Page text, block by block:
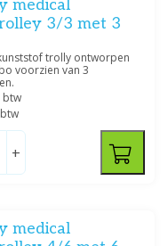
medical
3/3 met 3
trolly ontworpen
voorzien van 3
btw
+
medical